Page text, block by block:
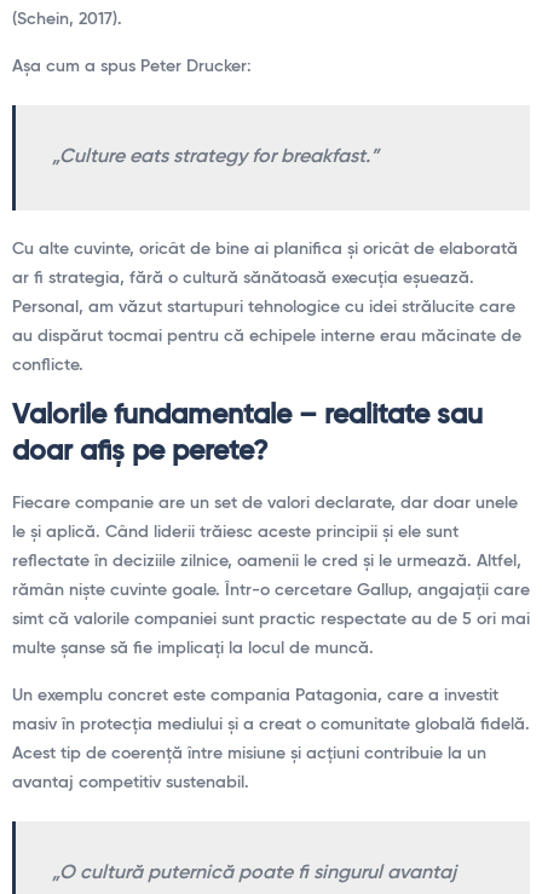
(Schein, 2017).
Așa cum a spus Peter Drucker:
„Culture eats strategy for breakfast.”
Cu alte cuvinte, oricât de bine ai planifica și oricât de elaborată
ar fi strategia, fără o cultură sănătoasă execuția eșuează.
Personal, am văzut startupuri tehnologice cu idei strălucite care
au dispărut tocmai pentru că echipele interne erau măcinate de
conflicte.
Valorile fundamentale – realitate sau
doar afiș pe perete?
Fiecare companie are un set de valori declarate, dar doar unele
le și aplică. Când liderii trăiesc aceste principii și ele sunt
reflectate în deciziile zilnice, oamenii le cred și le urmează. Altfel,
rămân niște cuvinte goale. Într-o cercetare Gallup, angajații care
simt că valorile companiei sunt practic respectate au de 5 ori mai
multe șanse să fie implicați la locul de muncă.
Un exemplu concret este compania Patagonia, care a investit
masiv în protecția mediului și a creat o comunitate globală fidelă.
Acest tip de coerență între misiune și acțiuni contribuie la un
avantaj competitiv sustenabil.
„O cultură puternică poate fi singurul avantaj